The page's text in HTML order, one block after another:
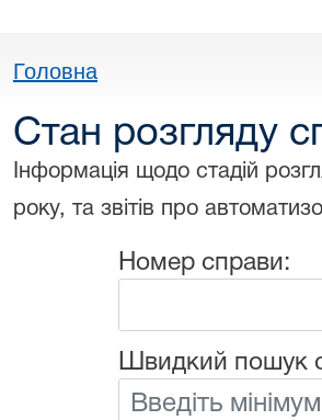
Головна
Стан розгляду
Інформація щодо стадій
року, та звітів про
Номер справи:
Швидкий пошук